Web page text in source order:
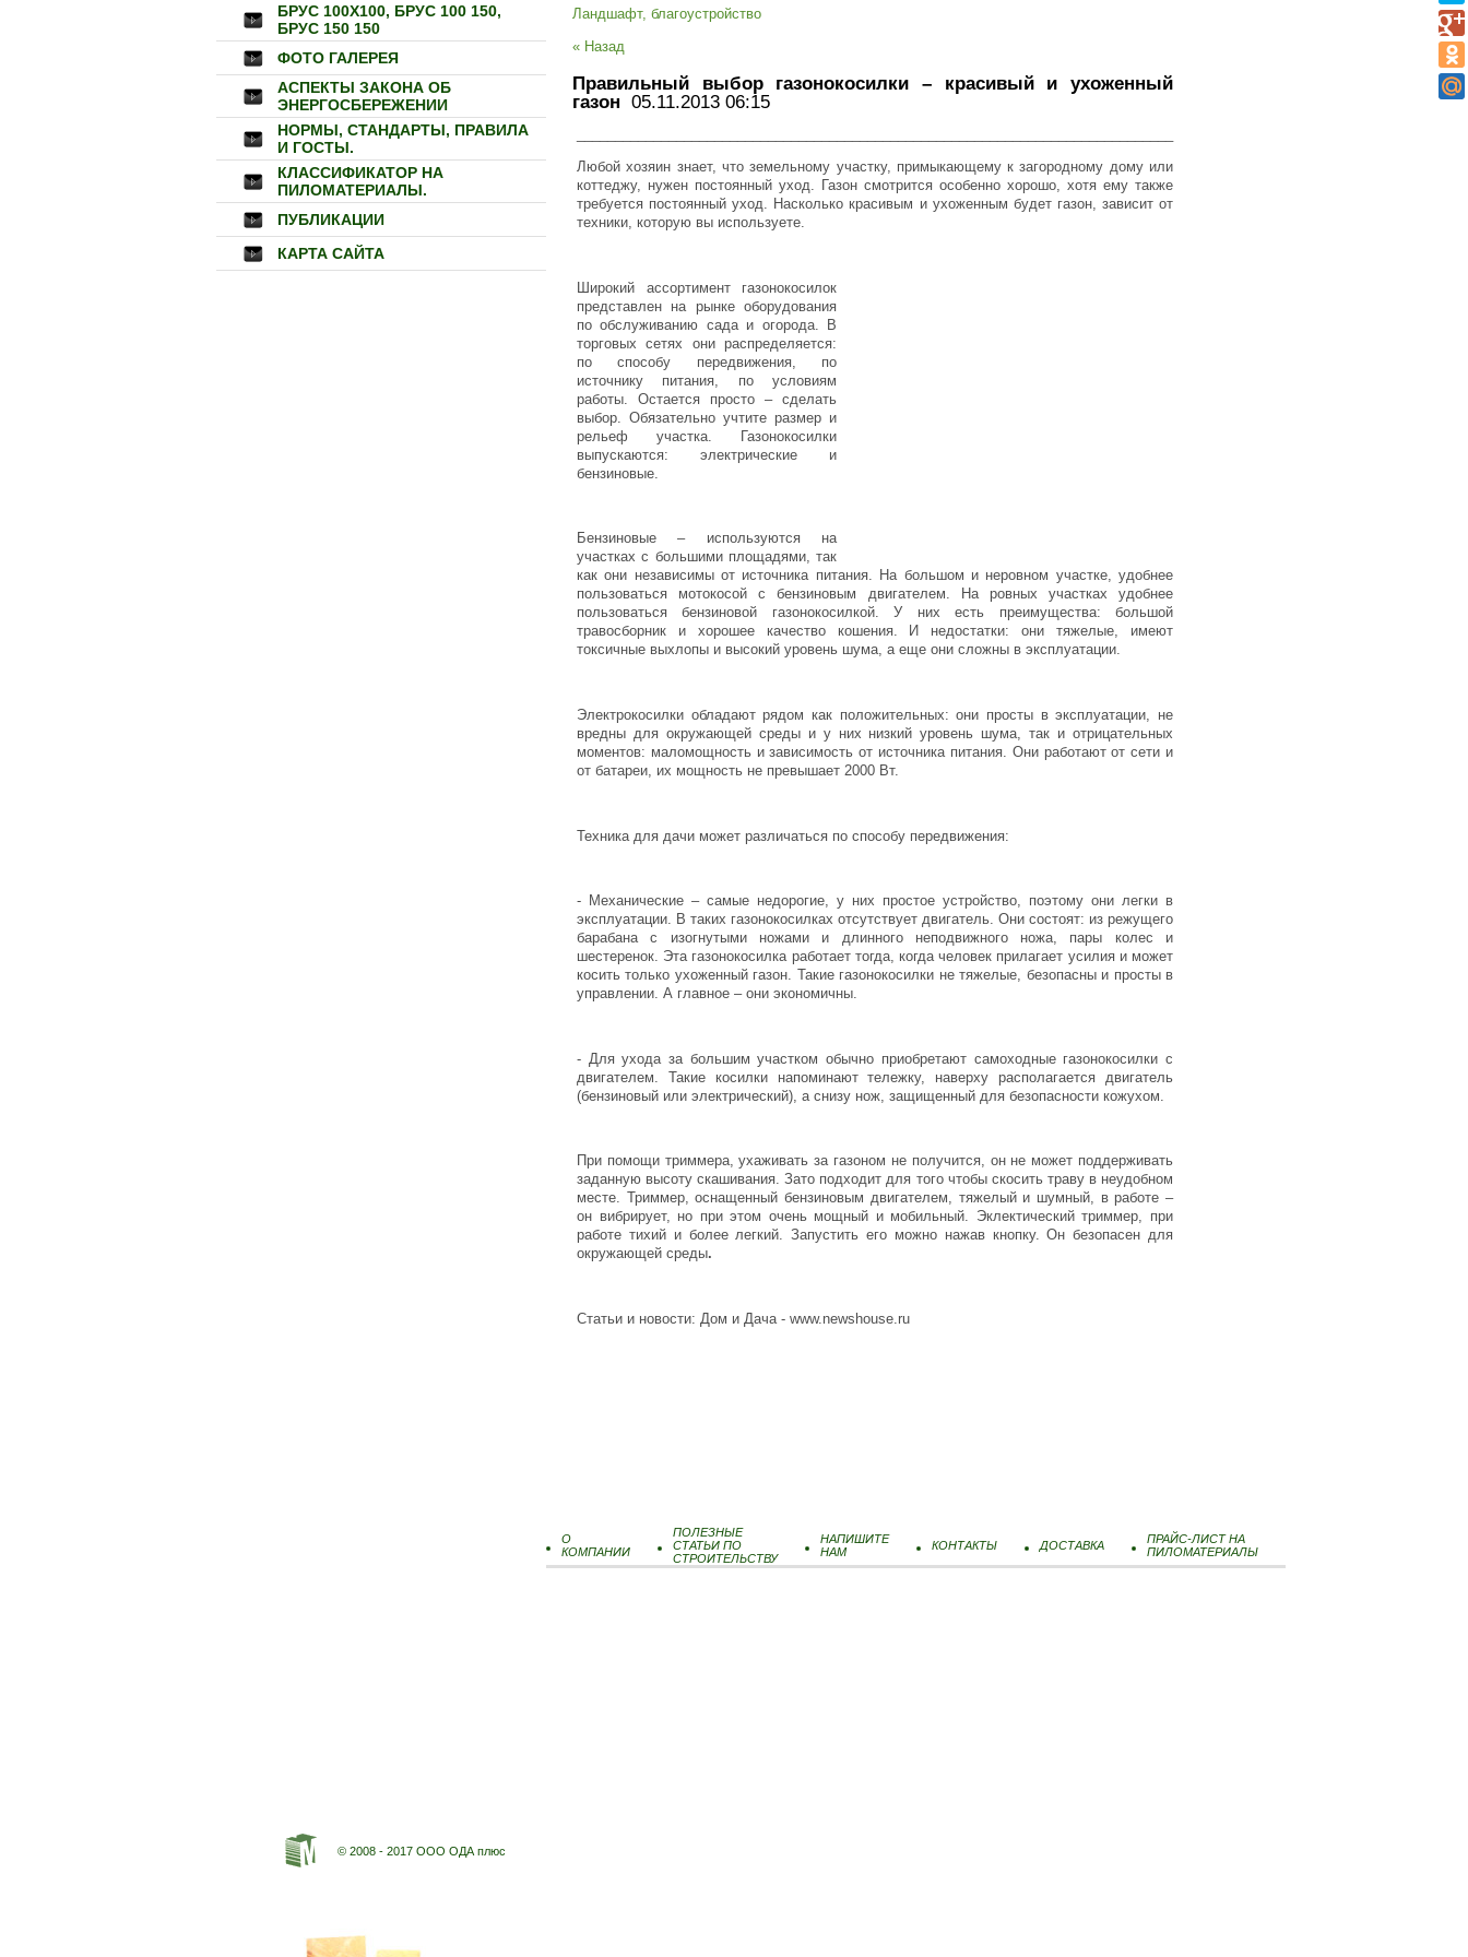
БРУС 100Х100, БРУС 100 150,
БРУС 150 150
ФОТО ГАЛЕРЕЯ
АСПЕКТЫ ЗАКОНА ОБ
ЭНЕРГОСБЕРЕЖЕНИИ
НОРМЫ, СТАНДАРТЫ, ПРАВИЛА
И ГОСТЫ.
КЛАССИФИКАТОР НА
ПИЛОМАТЕРИАЛЫ.
ПУБЛИКАЦИИ
КАРТА САЙТА
© 2008 - 2017 ООО ОДА плюс
Ландшафт, благоустройство
« Назад
Правильный выбор газонокосилки – красивый и ухоженный
газон 05.11.2013 06:15
Любой хозяин знает, что земельному участку, примыкающему к загородному дому или
коттеджу, нужен постоянный уход. Газон смотрится особенно хорошо, хотя ему также
требуется постоянный уход. Насколько красивым и ухоженным будет газон, зависит от
техники, которую вы используете.
Широкий ассортимент газонокосилок
представлен на рынке оборудования
по обслуживанию сада и огорода. В
торговых сетях они распределяется:
по способу передвижения, по
источнику питания, по условиям
работы. Остается просто – сделать
выбор. Обязательно учтите размер и
рельеф участка. Газонокосилки
выпускаются: электрические и
бензиновые.
Бензиновые – используются на
участках с большими площадями, так
как они независимы от источника питания. На большом и неровном участке, удобнее
пользоваться мотокосой с бензиновым двигателем. На ровных участках удобнее
пользоваться бензиновой газонокосилкой. У них есть преимущества: большой
травосборник и хорошее качество кошения. И недостатки: они тяжелые, имеют
токсичные выхлопы и высокий уровень шума, а еще они сложны в эксплуатации.
Электрокосилки обладают рядом как положительных: они просты в эксплуатации, не
вредны для окружающей среды и у них низкий уровень шума, так и отрицательных
моментов: маломощность и зависимость от источника питания. Они работают от сети и
от батареи, их мощность не превышает 2000 Вт.
Техника для дачи может различаться по способу передвижения:
- Механические – самые недорогие, у них простое устройство, поэтому они легки в
эксплуатации. В таких газонокосилках отсутствует двигатель. Они состоят: из режущего
барабана с изогнутыми ножами и длинного неподвижного ножа, пары колес и
шестеренок. Эта газонокосилка работает тогда, когда человек прилагает усилия и может
косить только ухоженный газон. Такие газонокосилки не тяжелые, безопасны и просты в
управлении. А главное – они экономичны.
- Для ухода за большим участком обычно приобретают самоходные газонокосилки с
двигателем. Такие косилки напоминают тележку, наверху располагается двигатель
(бензиновый или электрический), а снизу нож, защищенный для безопасности кожухом.
При помощи триммера, ухаживать за газоном не получится, он не может поддерживать
заданную высоту скашивания. Зато подходит для того чтобы скосить траву в неудобном
месте. Триммер, оснащенный бензиновым двигателем, тяжелый и шумный, в работе –
он вибрирует, но при этом очень мощный и мобильный. Эклектический триммер, при
работе тихий и более легкий. Запустить его можно нажав кнопку. Он безопасен для
окружающей среды.
Статьи и новости: Дом и Дача - www.newshouse.ru
О
КОМПАНИИ
ПОЛЕЗНЫЕ
СТАТЬИ ПО
СТРОИТЕЛЬСТВУ
НАПИШИТЕ
НАМ
КОНТАКТЫ ДОСТАВКА
ПРАЙС-ЛИСТ НА
ПИЛОМАТЕРИАЛЫ